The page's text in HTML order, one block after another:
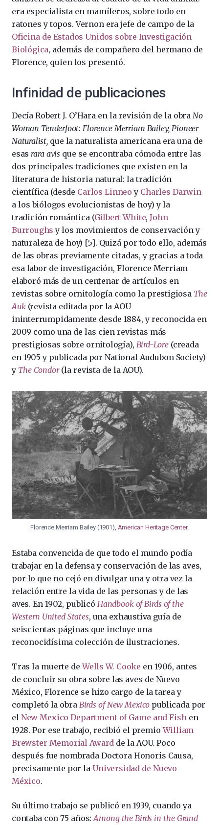
era especialista en mamíferos, sobre todo en
ratones y topos. Vernon era jefe de campo de la
Oficina de Estados Unidos sobre Investigación
Biológica, además de compañero del hermano de
Florence, quien los presentó.
Infinidad de publicaciones
Decía Robert J. O’Hara en la revisión de la obra No
Woman Tenderfoot: Florence Merriam Bailey, Pioneer
Naturalist, que la naturalista americana era una de
esas rara avis que se encontraba cómoda entre las
dos principales tradiciones que existen en la
literatura de historia natural: la tradición
científica (desde Carlos Linneo y Charles Darwin
a los biólogos evolucionistas de hoy) y la
tradición romántica (Gilbert White,John
Burroughs y los movimientos de conservación y
naturaleza de hoy) [5]. Quizá por todo ello, además
de las obras previamente citadas, y gracias a toda
esa labor de investigación, Florence Merriam
elaboró más de un centenar de artículos en
revistas sobre ornitología como la prestigiosa The
Auk (revista editada por la AOU
ininterrumpidamente desde 1884, y reconocida en
2009 como una de las cien revistas más
prestigiosas sobre ornitología), Bird-Lore(creada
en 1905 y publicada por National Audubon Society)
y The Condor(la revista de la AOU).
Florence Merriam Bailey (1901), American Heritage Center.
Estaba convencida de que todo el mundo podía
trabajar en la defensa y conservación de las aves,
por lo que no cejó en divulgar una y otra vez la
relación entre la vida de las personas y de las
aves. En 1902, publicó Handbook of Birds of the
Western United States, una exhaustiva guía de
seiscientas páginas que incluye una
reconocidísima colección de ilustraciones.
Tras la muerte deWells W. Cooke en 1906, antes
de concluir su obra sobre las aves de Nuevo
México, Florence se hizo cargo de la tarea y
completó la obra Birds of New Mexico publicada por
el New Mexico Department of Game and Fish en
1928. Por ese trabajo, recibió el premioWilliam
Brewster Memorial Award de la AOU. Poco
después fue nombrada Doctora Honoris Causa,
precisamente por la Universidad de Nuevo
México.
Su último trabajo se publicó en 1939, cuando ya
contaba con 75 años:Among the Birds in the Grand